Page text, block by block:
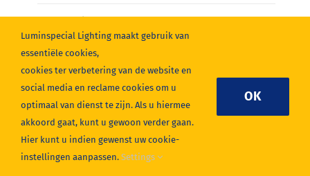
Laag Volt
Lumin Special Lighting BV
Luminspecial Lighting maakt gebruik van
essentiële cookies,
cookies ter verbetering van de website en
social media en reclame cookies om u
optimaal van dienst te zijn. Als u hiermee
akkoord gaat, kunt u gewoon verder gaan.
Hier kunt u indien gewenst uw cookie-
instellingen aanpassen. Settings
OK